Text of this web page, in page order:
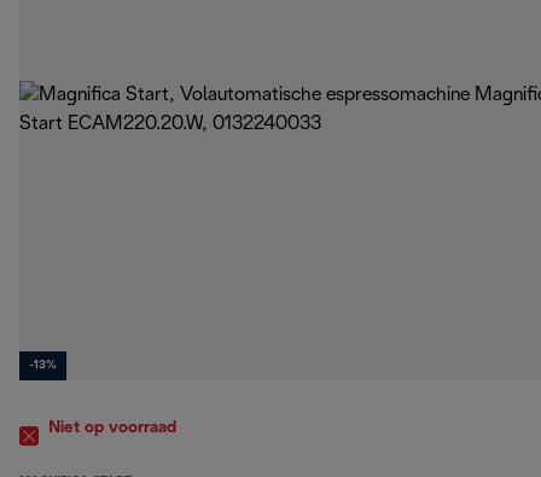
-13%
Niet op voorraad